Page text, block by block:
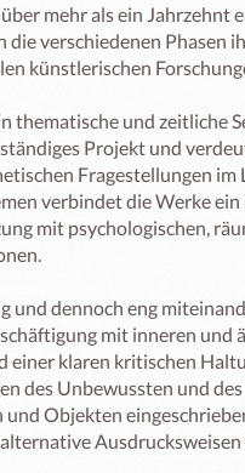
mehr als ein Jahrzehnt
verschiedenen Phasen
künstlerischen
thematische und zeitliche
Projekt und
Fragestellungen im
verbindet die Werke ein
mit psychologischen,
und dennoch eng
mit inneren und
einer klaren kritischen
des Unbewussten und
und Objekten